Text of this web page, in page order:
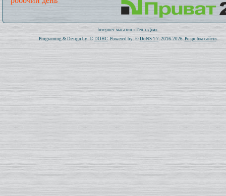
Всього: 1020634 Сьогодні: 251
Інтернет-магазин «ТеплоДім»
Programing & Design by: © DOHC. Powered by: © DoNS 1.7. 2016-2026. Розробка сайтів